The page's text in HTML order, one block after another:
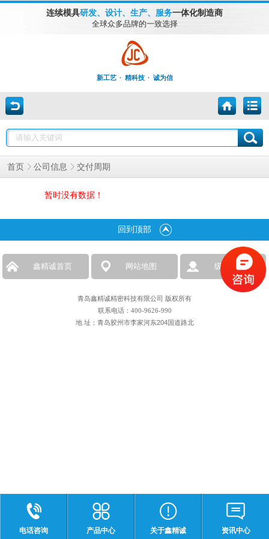
连续模具研发、设计、生产、服务一体化制造商
全球众多品牌的一致选择
新工艺 · 精科技 · 诚为信
首页 公司信息 交付周期
暂时没有数据！
回到顶部
鑫精诚首页 网站地图 级进模具
青岛鑫精诚精密科技有限公司 版权所有
联系电话：400-9626-990
地 址：青岛胶州市李家河东204国道路北
电话咨询 产品中心 关于鑫精诚 资讯中心